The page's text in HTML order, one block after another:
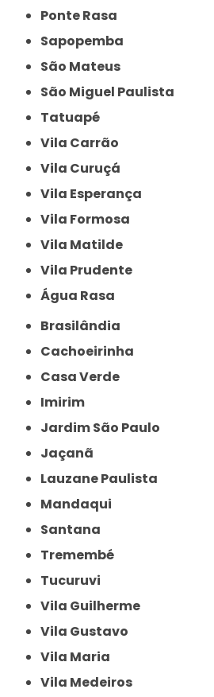
Ponte Rasa
Sapopemba
São Mateus
São Miguel Paulista
Tatuapé
Vila Carrão
Vila Curuçá
Vila Esperança
Vila Formosa
Vila Matilde
Vila Prudente
Água Rasa
Brasilândia
Cachoeirinha
Casa Verde
Imirim
Jardim São Paulo
Jaçanã
Lauzane Paulista
Mandaqui
Santana
Tremembé
Tucuruvi
Vila Guilherme
Vila Gustavo
Vila Maria
Vila Medeiros